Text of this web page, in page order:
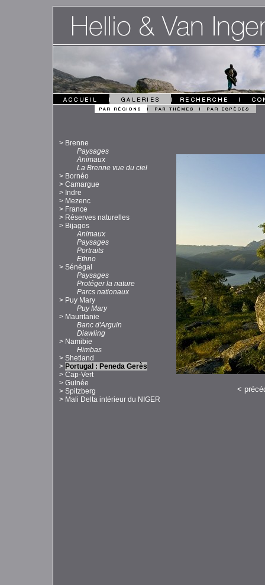
> Brenne
Paysages
Animaux
La Brenne vue du ciel
> Bornéo
> Camargue
> Indre
> Mezenc
> France
> Réserves naturelles
> Bijagos
Animaux
Paysages
Portraits
Ethno
> Sénégal
Paysages
Protéger la nature
Parcs nationaux
> Puy Mary
Puy Mary
> Mauritanie
Banc d'Arguin
Diawling
> Namibie
Himbas
> Shetland
> Portugal : Peneda Gerès
> Cap-Vert
> Guinée
> Spitzberg
> Mali Delta intérieur du NIGER
<